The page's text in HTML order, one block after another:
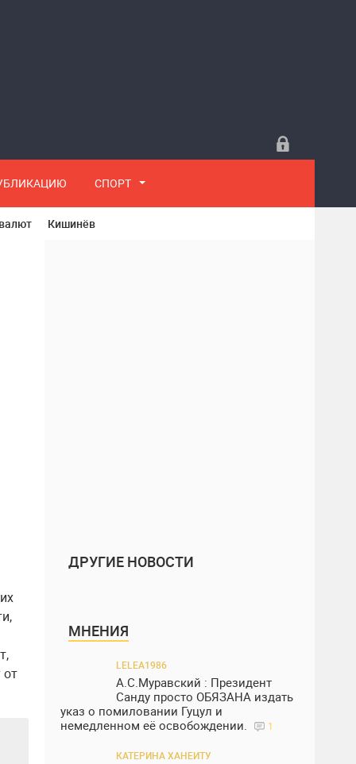
СПОРТ
Кишинёв
от
ДРУГИЕ НОВОСТИ
МНЕНИЯ
LELEA1986
А.С.Муравский : Президент
Санду просто ОБЯЗАНА издать
указ о помиловании Гуцул и
немедленном её освобождении.
1
КАТЕРИНА ХАНЕИТУ